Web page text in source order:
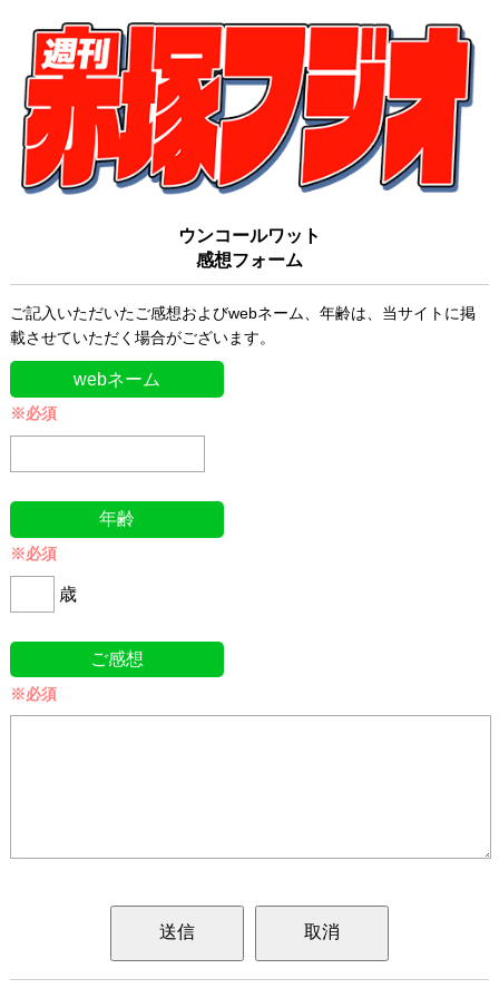
ウンコールワット
感想フォーム
ご記入いただいたご感想およびwebネーム、年齢は、当サイトに掲
載させていただく場合がございます。
webネーム
※必須
年齢
※必須
歳
ご感想
※必須